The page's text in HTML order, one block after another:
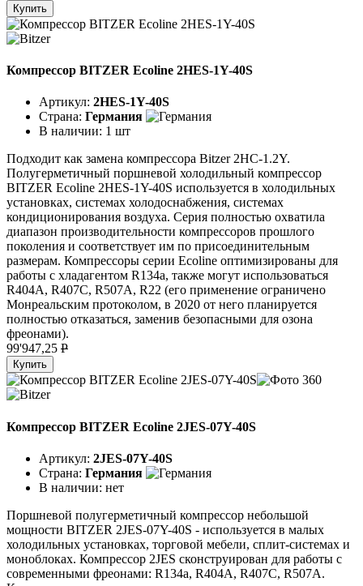
Купить
Компрессор BITZER Ecoline 2HES-1Y-40S
Артикул: 2HES-1Y-40S
Страна: Германия
В наличии: 1 шт
Подходит как замена компрессора Bitzer 2HC-1.2Y.
Полугерметичный поршневой холодильный компрессор
BITZER Ecoline 2HES-1Y-40S используется в холодильных
установках, системах холодоснабжения, системах
кондиционирования воздуха. Серия полностью охватила
диапазон производительности компрессоров прошлого
поколения и соответствует им по присоединительным
размерам. Компрессоры серии Ecoline оптимизированы для
работы с хладагентом R134a, также могут использоваться
R404A, R407C, R507A, R22 (его применение ограничено
Монреальским протоколом, в 2020 от него планируется
полностью отказаться, заменив безопасными для озона
фреонами).
99'947,25 P
Купить
Компрессор BITZER Ecoline 2JES-07Y-40S
Артикул: 2JES-07Y-40S
Страна: Германия
В наличии: нет
Поршневой полугерметичный компрессор небольшой
мощности BITZER 2JES-07Y-40S - используется в малых
холодильных установках, торговой мебели, сплит-системах и
моноблоках. Компрессор 2JES сконструирован для работы с
современными фреонами: R134a, R404A, R407C, R507A.